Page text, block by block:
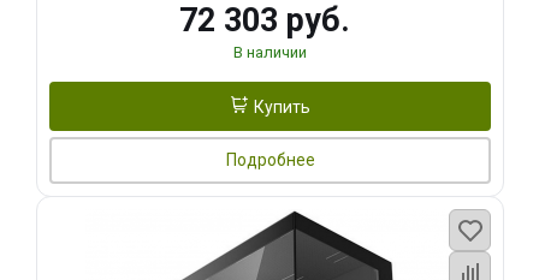
72 303 руб.
В наличии
Купить
Подробнее